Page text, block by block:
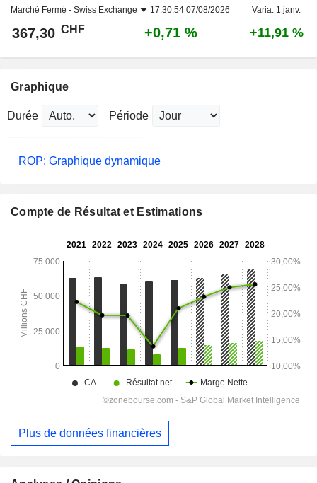
Marché Fermé - Swiss Exchange 17:30:54 07/08/2026 Varia. 1 janv.
367,30 CHF +0,71 % +11,91 %
Graphique
Durée Période
ROP: Graphique dynamique
Compte de Résultat et Estimations
Plus de données financières